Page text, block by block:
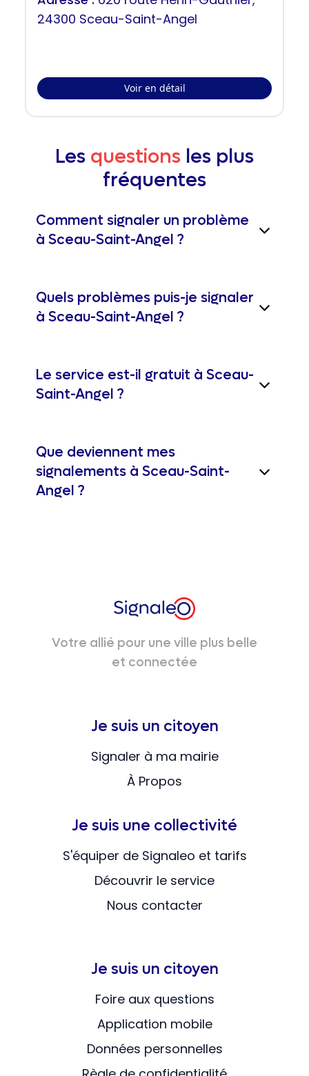
24300 Sceau-Saint-Angel
Voir en détail
Les questions les plus
fréquentes
Comment signaler un problème
à Sceau-Saint-Angel ?
Quels problèmes puis-je signaler
à Sceau-Saint-Angel ?
Le service est-il gratuit à Sceau-
Saint-Angel ?
Que deviennent mes
signalements à Sceau-Saint-
Angel ?
Votre allié pour une ville plus belle
et connectée
Je suis un citoyen
Signaler à ma mairie
À Propos
Je suis une collectivité
S'équiper de Signaleo et tarifs
Découvrir le service
Nous contacter
Je suis un citoyen
Foire aux questions
Application mobile
Données personnelles